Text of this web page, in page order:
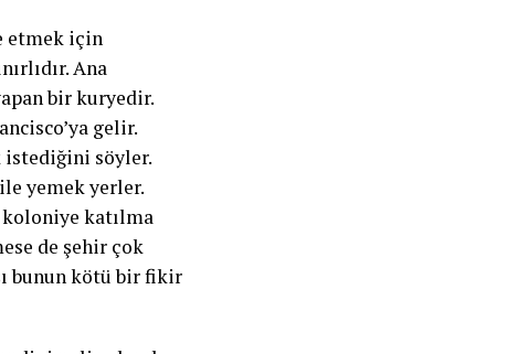
etmek için
Ana
bir kuryedir.
gelir.
istediğini söyler.
yemek yerler.
koloniye katılma
de şehir çok
bunun kötü bir fikir